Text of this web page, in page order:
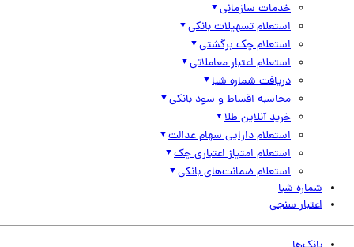
خدمات سازمانی
استعلام تسهیلات بانکی
استعلام چک برگشتی
استعلام اعتبار معاملاتی
دریافت شماره شبا
محاسبه اقساط و سود بانکی
خرید آنلاین طلا
استعلام دارایی سهام عدالت
استعلام امتیاز اعتباری چک
استعلام ضمانت‌های بانکی
شماره شبا
اعتبار سنجی